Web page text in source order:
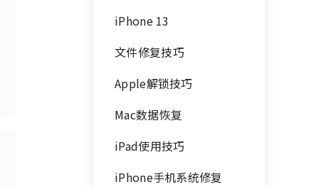
iPhone 13
文件修复技巧
Apple解锁技巧
Mac数据恢复
iPad使用技巧
iPhone手机系统修复